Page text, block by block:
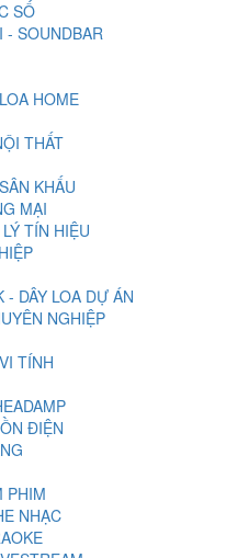
SỐ
- SOUNDBAR
HOME
THẤT
KHẤU
MẠI
TÍN HIỆU
- DÂY LOA DỰ ÁN
NGHIỆP
TÍNH
ĐIỆN
PHIM
NHẠC